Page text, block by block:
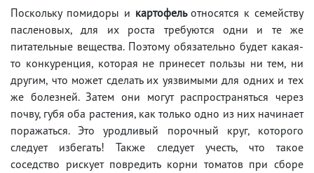
Поскольку помидоры и картофельотносятся к семейству
пасленовых, для их роста требуются одни и те же
питательные вещества. Поэтому обязательно будет какая-
то конкуренция, которая не принесет пользы ни тем, ни
другим, что может сделать их уязвимыми для одних и тех
же болезней. Затем они могут распространяться через
почву, губя оба растения, как только одно из них начинает
поражаться. Это уродливый порочный круг, которого
следует избегать! Также следует учесть, что такое
соседство рискует повредить корни томатов при сборе